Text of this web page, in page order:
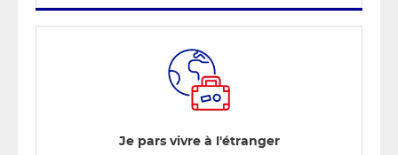
Je pars vivre à l'étranger